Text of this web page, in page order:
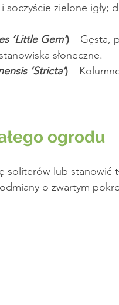
i soczyście zielone igły;
‘Little Gem’) – Gęsta,
słoneczne.
‘Stricta’) –
ogrodu
soliterów lub stanowić
o zwartym